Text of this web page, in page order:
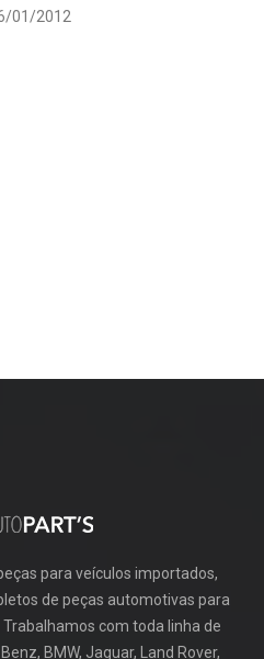
01/2012
para veículos importados,
de peças automotivas para
com toda linha de
BMW, Jaguar, Land Rover,